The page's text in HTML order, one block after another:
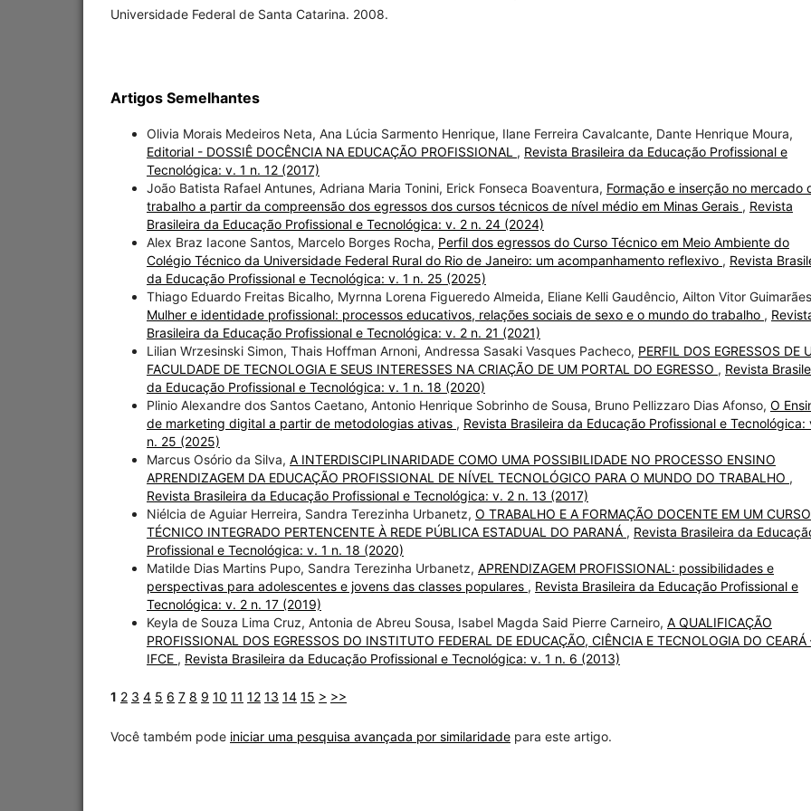
Universidade Federal de Santa Catarina. 2008.
Artigos Semelhantes
Olivia Morais Medeiros Neta, Ana Lúcia Sarmento Henrique, Ilane Ferreira Cavalcante, Dante Henrique Moura,
Editorial - DOSSIÊ DOCÊNCIA NA EDUCAÇÃO PROFISSIONAL , Revista Brasileira da Educação Profissional e
Tecnológica: v. 1 n. 12 (2017)
João Batista Rafael Antunes, Adriana Maria Tonini, Erick Fonseca Boaventura, Formação e inserção no mercado
trabalho a partir da compreensão dos egressos dos cursos técnicos de nível médio em Minas Gerais , Revista
Brasileira da Educação Profissional e Tecnológica: v. 2 n. 24 (2024)
Alex Braz Iacone Santos, Marcelo Borges Rocha, Perfil dos egressos do Curso Técnico em Meio Ambiente do
Colégio Técnico da Universidade Federal Rural do Rio de Janeiro: um acompanhamento reflexivo , Revista
da Educação Profissional e Tecnológica: v. 1 n. 25 (2025)
Thiago Eduardo Freitas Bicalho, Myrnna Lorena Figueredo Almeida, Eliane Kelli Gaudêncio, Ailton Vitor
Mulher e identidade profissional: processos educativos, relações sociais de sexo e o mundo do trabalho ,
Brasileira da Educação Profissional e Tecnológica: v. 2 n. 21 (2021)
Lilian Wrzesinski Simon, Thais Hoffman Arnoni, Andressa Sasaki Vasques Pacheco, PERFIL DOS EGRESSOS DE
FACULDADE DE TECNOLOGIA E SEUS INTERESSES NA CRIAÇÃO DE UM PORTAL DO EGRESSO , Revista
da Educação Profissional e Tecnológica: v. 1 n. 18 (2020)
Plinio Alexandre dos Santos Caetano, Antonio Henrique Sobrinho de Sousa, Bruno Pellizzaro Dias Afonso, O
de marketing digital a partir de metodologias ativas , Revista Brasileira da Educação Profissional e Tecnológica:
n. 25 (2025)
Marcus Osório da Silva, A INTERDISCIPLINARIDADE COMO UMA POSSIBILIDADE NO PROCESSO ENSINO
APRENDIZAGEM DA EDUCAÇÃO PROFISSIONAL DE NÍVEL TECNOLÓGICO PARA O MUNDO DO TRABALHO ,
Revista Brasileira da Educação Profissional e Tecnológica: v. 2 n. 13 (2017)
Niélcia de Aguiar Herreira, Sandra Terezinha Urbanetz, O TRABALHO E A FORMAÇÃO DOCENTE EM UM CURSO
TÉCNICO INTEGRADO PERTENCENTE À REDE PÚBLICA ESTADUAL DO PARANÁ , Revista Brasileira da
Profissional e Tecnológica: v. 1 n. 18 (2020)
Matilde Dias Martins Pupo, Sandra Terezinha Urbanetz, APRENDIZAGEM PROFISSIONAL: possibilidades e
perspectivas para adolescentes e jovens das classes populares , Revista Brasileira da Educação Profissional e
Tecnológica: v. 2 n. 17 (2019)
Keyla de Souza Lima Cruz, Antonia de Abreu Sousa, Isabel Magda Said Pierre Carneiro, A QUALIFICAÇÃO
PROFISSIONAL DOS EGRESSOS DO INSTITUTO FEDERAL DE EDUCAÇÃO, CIÊNCIA E TECNOLOGIA DO CEARÁ
IFCE , Revista Brasileira da Educação Profissional e Tecnológica: v. 1 n. 6 (2013)
1 2 3 4 5 6 7 8 9 10 11 12 13 14 15 > >>
Você também pode iniciar uma pesquisa avançada por similaridade para este artigo.